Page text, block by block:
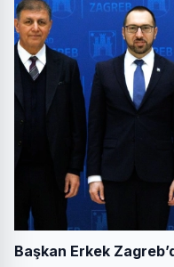
Başkan Erkek